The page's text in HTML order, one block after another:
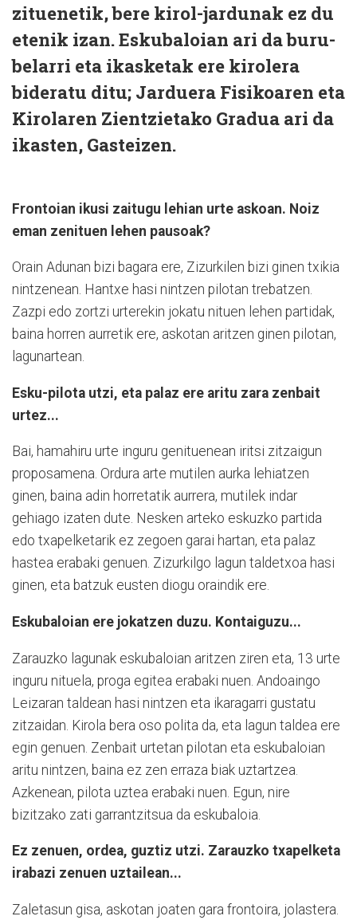
zituenetik, bere kirol-jardunak ez du
etenik izan. Eskubaloian ari da buru-
belarri eta ikasketak ere kirolera
bideratu ditu; Jarduera Fisikoaren eta
Kirolaren Zientzietako Gradua ari da
ikasten, Gasteizen.
Frontoian ikusi zaitugu lehian urte askoan. Noiz
eman zenituen lehen pausoak?
Orain Adunan bizi bagara ere, Zizurkilen bizi ginen txikia
nintzenean. Hantxe hasi nintzen pilotan trebatzen.
Zazpi edo zortzi urterekin jokatu nituen lehen partidak,
baina horren aurretik ere, askotan aritzen ginen pilotan,
lagunartean.
Esku-pilota utzi, eta palaz ere aritu zara zenbait
urtez...
Bai, hamahiru urte inguru genituenean iritsi zitzaigun
proposamena. Ordura arte mutilen aurka lehiatzen
ginen, baina adin horretatik aurrera, mutilek indar
gehiago izaten dute. Nesken arteko eskuzko partida
edo txapelketarik ez zegoen garai hartan, eta palaz
hastea erabaki genuen. Zizurkilgo lagun taldetxoa hasi
ginen, eta batzuk eusten diogu oraindik ere.
Eskubaloian ere jokatzen duzu. Kontaiguzu...
Zarauzko lagunak eskubaloian aritzen ziren eta, 13 urte
inguru nituela, proga egitea erabaki nuen. Andoaingo
Leizaran taldean hasi nintzen eta ikaragarri gustatu
zitzaidan. Kirola bera oso polita da, eta lagun taldea ere
egin genuen. Zenbait urtetan pilotan eta eskubaloian
aritu nintzen, baina ez zen erraza biak uztartzea.
Azkenean, pilota uztea erabaki nuen. Egun, nire
bizitzako zati garrantzitsua da eskubaloia.
Ez zenuen, ordea, guztiz utzi. Zarauzko txapelketa
irabazi zenuen uztailean...
Zaletasun gisa, askotan joaten gara frontoira, jolastera.